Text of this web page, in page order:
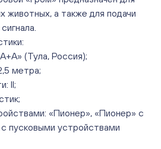
20:00
(ул. Труда,166/5)
20:00
(г. Челябинск, ул.
ТК "Невский")
20:00
улица Овчинникова,
животных, а также для подачи
(Тула, Россия);
метра;
II;
«Пионер», «Пионер» с
пусковыми устройствами